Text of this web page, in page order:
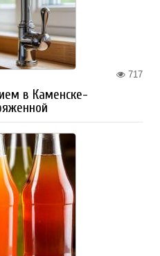
717
в Каменске-